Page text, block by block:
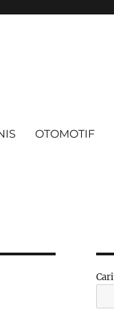
OTOMOTIF
Cari